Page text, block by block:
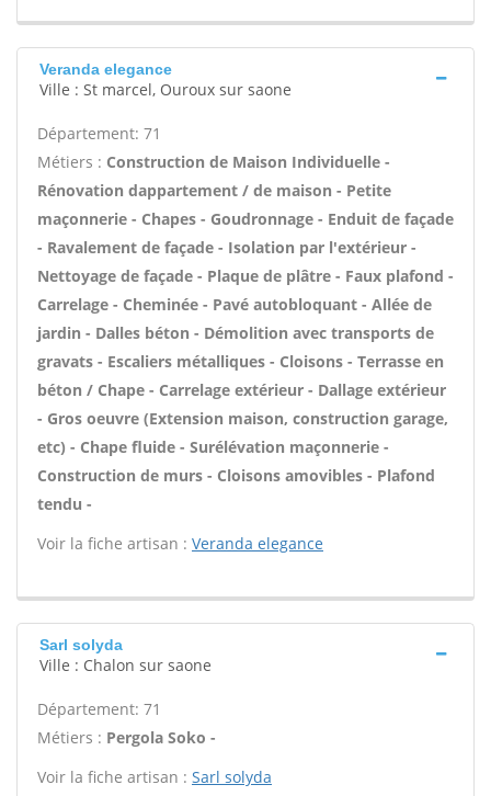
Veranda elegance
Ville : St marcel, Ouroux sur saone
Département: 71
Métiers : Construction de Maison Individuelle -
Rénovation dappartement / de maison - Petite
maçonnerie - Chapes - Goudronnage - Enduit de façade
- Ravalement de façade - Isolation par l'extérieur -
Nettoyage de façade - Plaque de plâtre - Faux plafond -
Carrelage - Cheminée - Pavé autobloquant - Allée de
jardin - Dalles béton - Démolition avec transports de
gravats - Escaliers métalliques - Cloisons - Terrasse en
béton / Chape - Carrelage extérieur - Dallage extérieur
- Gros oeuvre (Extension maison, construction garage,
etc) - Chape fluide - Surélévation maçonnerie -
Construction de murs - Cloisons amovibles - Plafond
tendu -
Voir la fiche artisan : Veranda elegance
Sarl solyda
Ville : Chalon sur saone
Département: 71
Métiers : Pergola Soko -
Voir la fiche artisan : Sarl solyda